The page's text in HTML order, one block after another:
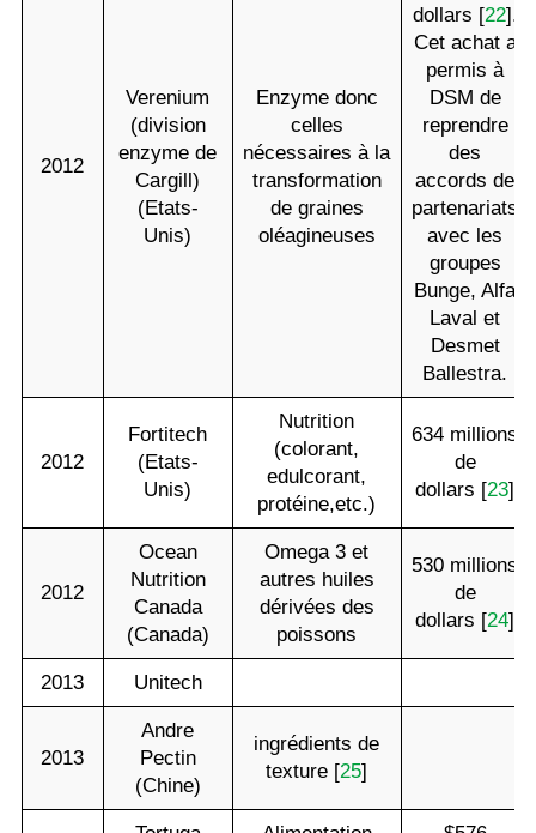
2012
Verenium
(division
enzyme de
Cargill)
(Etats-
Unis)
Enzyme donc
celles
nécessaires à la
transformation
de graines
oléagineuses
dollars [22].
Cet achat a
permis à
DSM de
reprendre
des
accords de
partenariats
avec les
groupes
Bunge, Alfa
Laval et
Desmet
Ballestra.
2012
Fortitech
(Etats-
Unis)
Nutrition
(colorant,
edulcorant,
protéine,etc.)
634 millions
de
dollars [23]
2012
Ocean
Nutrition
Canada
(Canada)
Omega 3 et
autres huiles
dérivées des
poissons
530 millions
de
dollars [24]
2013 Unitech
2013
Andre
Pectin
(Chine)
ingrédients de
texture [25]